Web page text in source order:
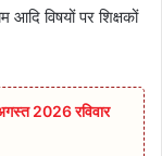
विषयों पर शिक्षकों
2026 रविवार